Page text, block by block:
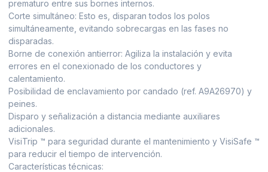
prematuro entre sus bornes internos.
Corte simultáneo: Esto es, disparan todos los polos
simultáneamente, evitando sobrecargas en las fases no
disparadas.
Borne de conexión antierror: Agiliza la instalación y evita
errores en el conexionado de los conductores y
calentamiento.
Posibilidad de enclavamiento por candado (ref. A9A26970) y
peines.
Disparo y señalización a distancia mediante auxiliares
adicionales.
VisiTrip ™ para seguridad durante el mantenimiento y VisiSafe ™
para reducir el tiempo de intervención.
Características técnicas: